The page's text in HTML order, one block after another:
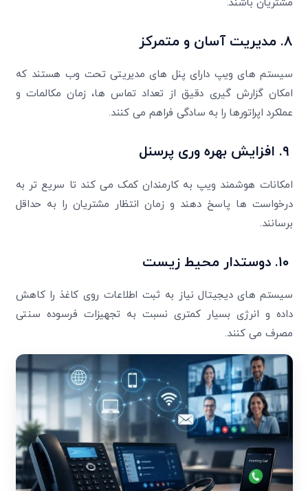
۸. مدیریت آسان و متمرکز
سیستم های ویپ دارای پنل های مدیریتی تحت وب هستند که
امکان گزارش گیری دقیق از تعداد تماس ها، زمان مکالمات و
عملکرد اپراتورها را به سادگی فراهم می کنند.
۹. افزایش بهره وری پرسنل
امکانات هوشمند ویپ به کارمندان کمک می کند تا سریع تر به
درخواست ها پاسخ دهند و زمان انتظار مشتریان را به حداقل
برسانند.
۱۰. دوستدار محیط زیست
سیستم های دیجیتال نیاز به ثبت اطلاعات روی کاغذ را کاهش
داده و انرژی بسیار کمتری نسبت به تجهیزات فرسوده سنتی
مصرف می کنند.